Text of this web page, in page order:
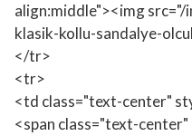
align:middle"><img
klasik-kollu-sandalye-
</tr>
<tr>
<td class="text-center"
<span class="text-